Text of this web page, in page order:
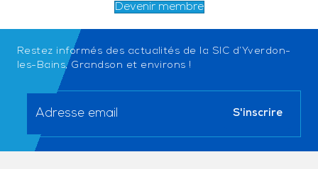
Devenir membre
Restez informés des actualités de la SIC d’Yverdon-
les-Bains, Grandson et environs !